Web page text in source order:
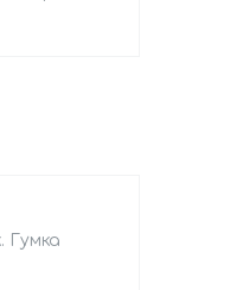
Гумка